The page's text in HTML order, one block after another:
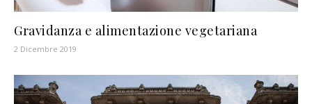
Gravidanza e alimentazione vegetariana
2 Dicembre 2019